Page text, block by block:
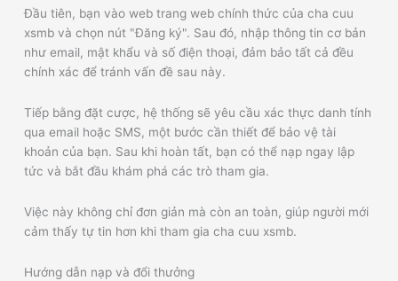
Đầu tiên, bạn vào web trang web chính thức của cha cuu
xsmb và chọn nút "Đăng ký". Sau đó, nhập thông tin cơ bản
như email, mật khẩu và số điện thoại, đảm bảo tất cả đều
chính xác để tránh vấn đề sau này.
Tiếp bằng đặt cược, hệ thống sẽ yêu cầu xác thực danh tính
qua email hoặc SMS, một bước cần thiết để bảo vệ tài
khoản của bạn. Sau khi hoàn tất, bạn có thể nạp ngay lập
tức và bắt đầu khám phá các trò tham gia.
Việc này không chỉ đơn giản mà còn an toàn, giúp người mới
cảm thấy tự tin hơn khi tham gia cha cuu xsmb.
Hướng dẫn nạp và đổi thưởng